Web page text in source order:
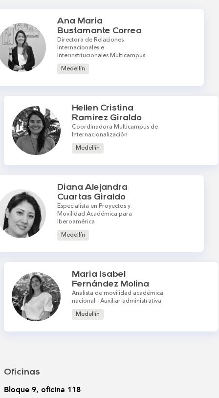
Ana María
Bustamante Correa
Directora de Relaciones
Internacionales e
Interinstitucionales Multicampus
Medellín
Hellen Cristina
Ramírez Giraldo
Coordinadora Multicampus de
Internacionalización
Medellín
Diana Alejandra
Cuartas Giraldo
Especialista en Proyectos y
Movilidad Académica para
Iberoamérica
Medellín
Maria Isabel
Fernández Molina
Analista de movilidad académica
nacional - Auxiliar administrativa
Medellín
Oficinas
Bloque 9, oficina 118